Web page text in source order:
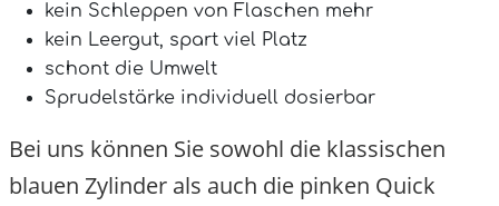
kein Schleppen von Flaschen mehr
kein Leergut, spart viel Platz
schont die Umwelt
Sprudelstärke individuell dosierbar
Bei uns können Sie sowohl die klassischen
blauen Zylinder als auch die pinken Quick